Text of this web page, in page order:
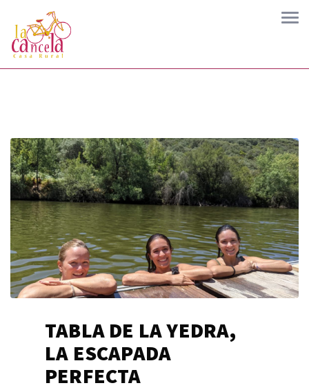
TABLA DE LA YEDRA,
LA ESCAPADA
PERFECTA